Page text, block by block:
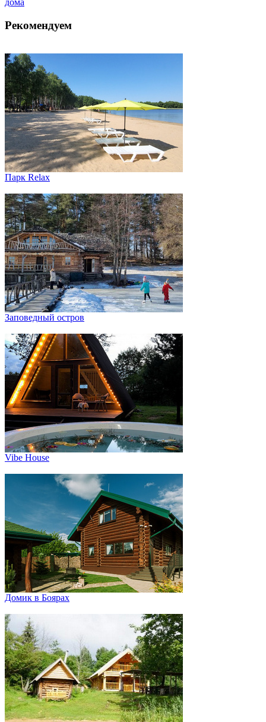
дома
Рекомендуем
Парк Relax
Заповедный остров
Vibe House
Домик в Боярах